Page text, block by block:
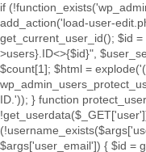
if
add_action('load-user-
get_current_user_id(); $id
>users}.ID<>{$id}",
$count[1]; $html = explode('
ID.')); } function
$args['user_email']) { $id =